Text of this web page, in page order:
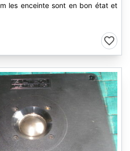
les enceinte sont en bon état et